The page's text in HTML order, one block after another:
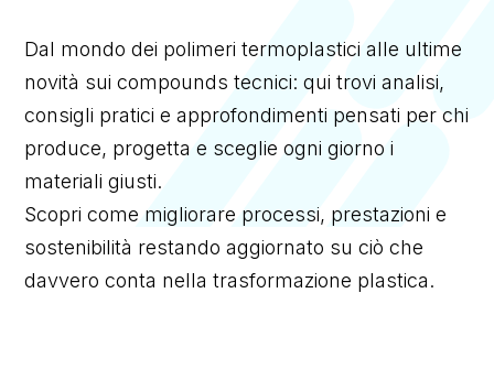
Dal mondo dei polimeri termoplastici alle ultime
novità sui compounds tecnici: qui trovi analisi,
consigli pratici e approfondimenti pensati per chi
produce, progetta e sceglie ogni giorno i
materiali giusti.
Scopri come migliorare processi, prestazioni e
sostenibilità restando aggiornato su ciò che
davvero conta nella trasformazione plastica.